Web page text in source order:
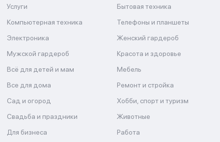
Услуги
Бытовая техника
Компьютерная техника
Телефоны и планшеты
Электроника
Женский гардероб
Мужской гардероб
Красота и здоровье
Всё для детей и мам
Мебель
Все для дома
Ремонт и стройка
Сад и огород
Хобби, спорт и туризм
Свадьба и праздники
Животные
Для бизнеса
Работа